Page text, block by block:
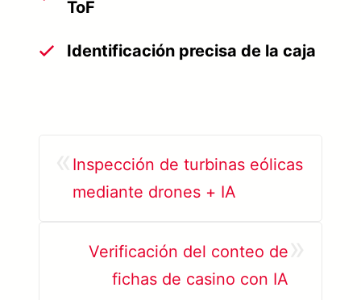
ToF
Identificación precisa de la caja
Inspección de turbinas eólicas
mediante drones + IA
Verificación del conteo de
fichas de casino con IA